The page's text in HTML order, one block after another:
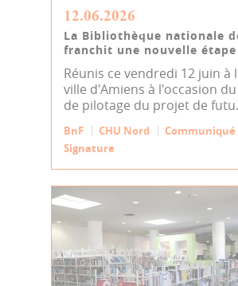
12.06.2026
La Bibliothèque nationale
franchit une nouvelle étape
Réunis ce vendredi 12 juin à
ville d'Amiens à l'occasion
de pilotage du projet de
BnF CHU Nord
Communiqué
Signature